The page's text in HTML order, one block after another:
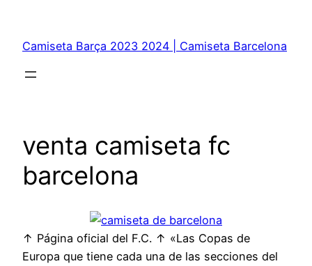
contenido
Camiseta Barça 2023 2024 | Camiseta Barcelona
venta camiseta fc
barcelona
↑ Página oficial del F.C. ↑ «Las Copas de
Europa que tiene cada una de las secciones del